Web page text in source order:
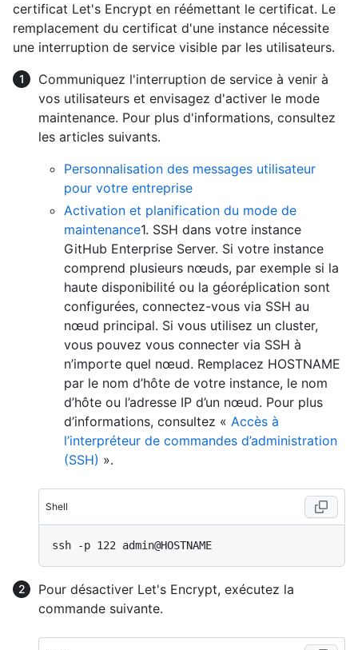
certificat Let's Encrypt en réémettant le certificat. Le
remplacement du certificat d'une instance nécessite
une interruption de service visible par les utilisateurs.
Communiquez l'interruption de service à venir à
vos utilisateurs et envisagez d'activer le mode
maintenance. Pour plus d'informations, consultez
les articles suivants.
Personnalisation des messages utilisateur
pour votre entreprise
Activation et planification du mode de
maintenance1. SSH dans votre instance
GitHub Enterprise Server. Si votre instance
comprend plusieurs nœuds, par exemple si la
haute disponibilité ou la géoréplication sont
configurées, connectez-vous via SSH au
nœud principal. Si vous utilisez un cluster,
vous pouvez vous connecter via SSH à
n’importe quel nœud. Remplacez HOSTNAME
par le nom d’hôte de votre instance, le nom
d’hôte ou l’adresse IP d’un nœud. Pour plus
d’informations, consultez « Accès à
l’interpréteur de commandes d’administration
(SSH) ».
Shell
Pour désactiver Let's Encrypt, exécutez la
commande suivante.